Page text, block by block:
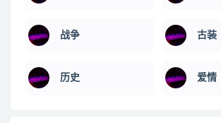
战争 古装
历史 爱情